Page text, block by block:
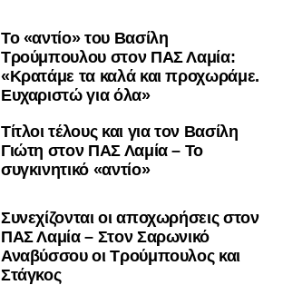
Το «αντίο» του Βασίλη
Τρούμπουλου στον ΠΑΣ Λαμία:
«Κρατάμε τα καλά και προχωράμε.
Ευχαριστώ για όλα»
Τίτλοι τέλους και για τον Βασίλη
Γιώτη στον ΠΑΣ Λαμία – Το
συγκινητικό «αντίο»
Συνεχίζονται οι αποχωρήσεις στον
ΠΑΣ Λαμία – Στον Σαρωνικό
Αναβύσσου οι Τρούμπουλος και
Στάγκος